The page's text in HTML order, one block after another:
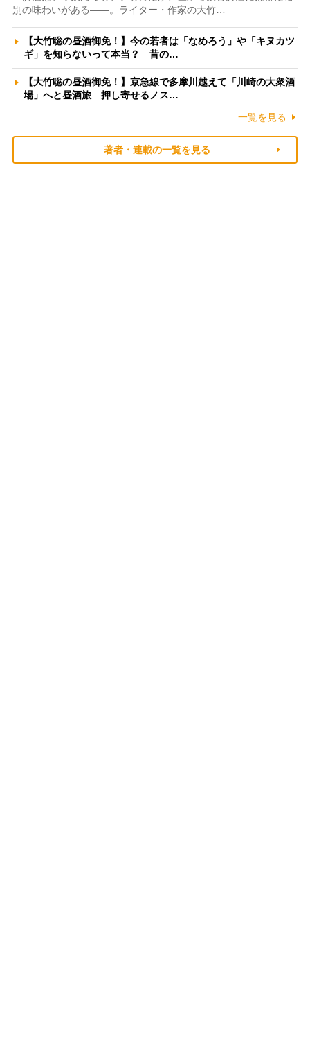
別の味わいがある――。ライター・作家の大竹…
【大竹聡の昼酒御免！】今の若者は「なめろう」や「キヌカツ
ギ」を知らないって本当？ 昔の…
【大竹聡の昼酒御免！】京急線で多摩川越えて「川崎の大衆酒
場」へと昼酒旅 押し寄せるノス…
一覧を見る
著者・連載の一覧を見る